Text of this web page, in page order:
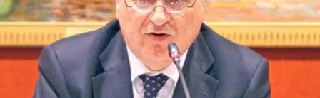
Economia e lavoro
Italia Mondo